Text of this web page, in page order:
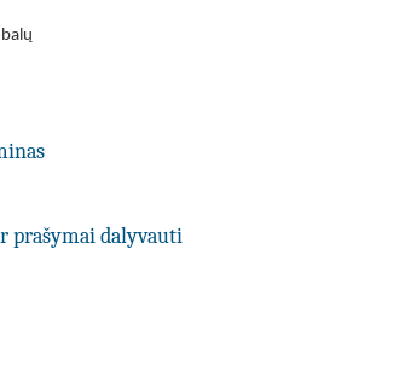
prašymai dalyvauti